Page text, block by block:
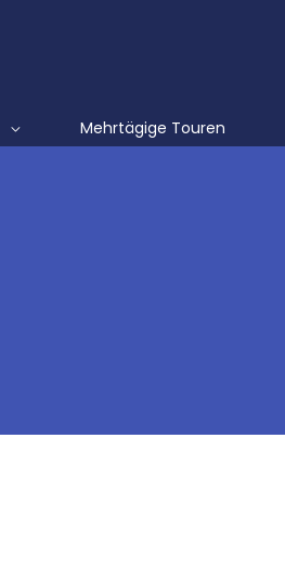
Mehrtägige Touren